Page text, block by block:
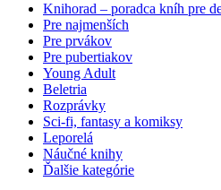
Knihorad – poradca kníh pre
Pre najmenších
Pre prvákov
Pre pubertiakov
Young Adult
Beletria
Rozprávky
Sci-fi, fantasy a komiksy
Leporelá
Náučné knihy
Ďalšie kategórie